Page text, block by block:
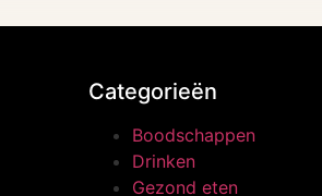
Categorieën
Boodschappen
Drinken
Gezond eten